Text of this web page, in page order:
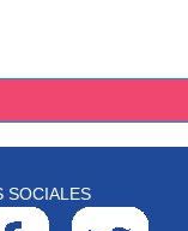
SOCIALES